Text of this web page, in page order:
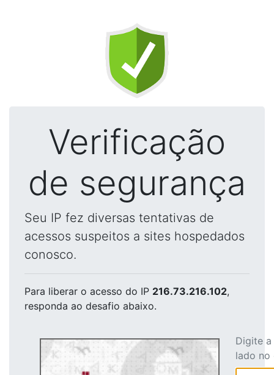
Verificação
de segurança
Seu IP fez diversas tentativas de
acessos suspeitos a sites hospedados
conosco.
Para liberar o acesso do IP 216.73.216.102,
responda ao desafio abaixo.
Digite
lado no